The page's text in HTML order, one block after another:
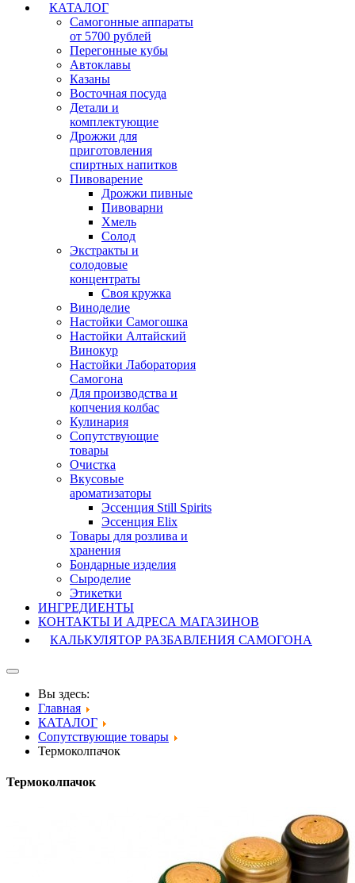
КАТАЛОГ
Самогонные аппараты
от 5700 рублей
Перегонные кубы
Автоклавы
Казаны
Восточная посуда
Детали и
комплектующие
Дрожжи для
приготовления
спиртных напитков
Пивоварение
Дрожжи пивные
Пивоварни
Хмель
Солод
Экстракты и
солодовые
концентраты
Своя кружка
Виноделие
Настойки Самогошка
Настойки Алтайский
Винокур
Настойки Лаборатория
Самогона
Для производства и
копчения колбас
Кулинария
Сопутствующие
товары
Очистка
Вкусовые
ароматизаторы
Эссенция Still Spirits
Эссенция Elix
Товары для розлива и
хранения
Бондарные изделия
Cыроделие
Этикетки
ИНГРЕДИЕНТЫ
КОНТАКТЫ И АДРЕСА МАГАЗИНОВ
КАЛЬКУЛЯТОР РАЗБАВЛЕНИЯ САМОГОНА
Вы здесь:
Главная
КАТАЛОГ
Сопутствующие товары
Термоколпачок
Термоколпачок